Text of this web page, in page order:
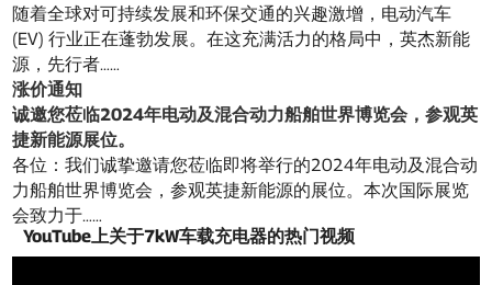
随着全球对可持续发展和环保交通的兴趣激增，电动汽车
(EV) 行业正在蓬勃发展。在这充满活力的格局中，英杰新能
源，先行者……
涨价通知
诚邀您莅临2024年电动及混合动力船舶世界博览会，参观英
捷新能源展位。
各位：我们诚挚邀请您莅临即将举行的2024年电动及混合动
力船舶世界博览会，参观英捷新能源的展位。本次国际展览
会致力于……
YouTube上关于7kW车载充电器的热门视频